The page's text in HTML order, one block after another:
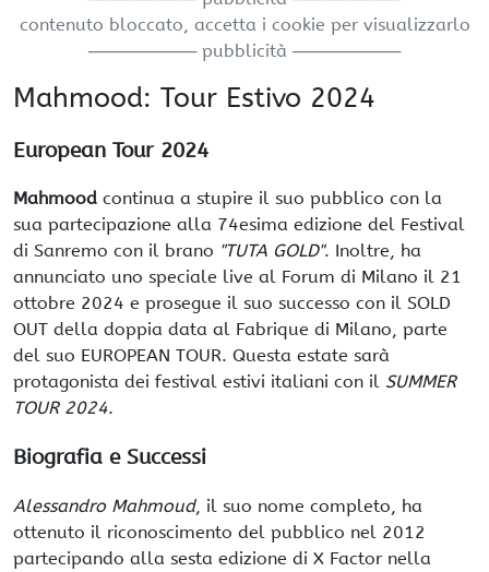
contenuto bloccato, accetta i cookie per visualizzarlo
───────── pubblicità ─────────
Mahmood: Tour Estivo 2024
European Tour 2024
Mahmood continua a stupire il suo pubblico con la
sua partecipazione alla 74esima edizione del Festival
di Sanremo con il brano "TUTA GOLD". Inoltre, ha
annunciato uno speciale live al Forum di Milano il 21
ottobre 2024 e prosegue il suo successo con il SOLD
OUT della doppia data al Fabrique di Milano, parte
del suo EUROPEAN TOUR. Questa estate sarà
protagonista dei festival estivi italiani con il SUMMER
TOUR 2024.
Biografia e Successi
Alessandro Mahmoud, il suo nome completo, ha
ottenuto il riconoscimento del pubblico nel 2012
partecipando alla sesta edizione di X Factor nella